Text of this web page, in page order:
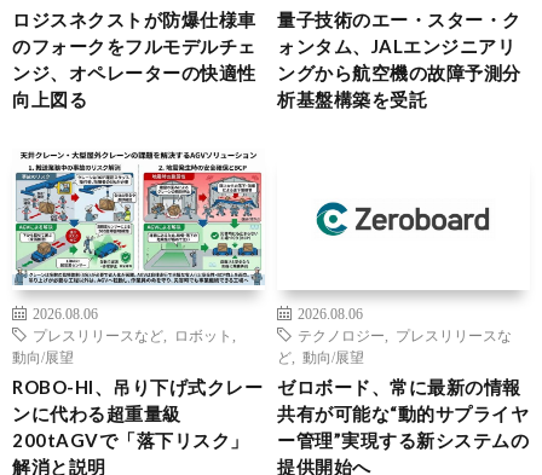
ロジスネクストが防爆仕様車
のフォークをフルモデルチェ
ンジ、オペレーターの快適性
向上図る
量子技術のエー・スター・ク
ォンタム、JALエンジニアリ
ングから航空機の故障予測分
析基盤構築を受託
2026.08.06
プレスリリースなど
ロボット
動向/展望
ROBO-HI、吊り下げ式クレー
ンに代わる超重量級
200tAGVで「落下リスク」
解消と説明
2026.08.06
テクノロジー
プレスリリースな
ど
動向/展望
ゼロボード、常に最新の情報
共有が可能な“動的サプライヤ
ー管理”実現する新システムの
提供開始へ